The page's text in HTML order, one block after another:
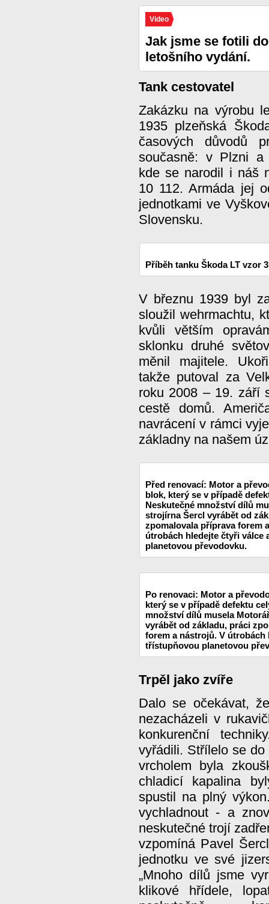
Video
Jak jsme se fotili
letošního vydání.
Tank cestovatel
Zakázku na výrobu
1935 plzeňská
časových důvodů
současně: v Plzni a
kde se narodil i náš
10 112. Armáda jej
jednotkami ve
Slovensku.
Příběh tanku Škoda LT vzor
V březnu 1939 byl
sloužil wehrmachtu,
kvůli větším
sklonku druhé
měnil majitele.
takže putoval za
roku 2008 – 19. září
cestě domů.
navrácení v rámci
základny na našem
Před renovací: Motor a
blok, který se v případě
Neskutečné množství dílů
strojírna Šercl vyrábět od
zpomalovala příprava forem
útrobách hledejte čtyři válce
planetovou převodovku.
Po renovaci: Motor a
který se v případě defektu
množství dílů musela
vyrábět od základu, práci
forem a nástrojů. V útrobách
třístupňovou planetovou
Trpěl jako zvíře
Dalo se očekávat,
nezacházeli v
konkurenční
vyřádili. Střílelo se
vrcholem byla
chladicí kapalina
spustil na plný
vychladnout - a
neskutečné trojí
vzpomíná Pavel
jednotku ve své
„Mnoho dílů jsme
klikové hřídele,